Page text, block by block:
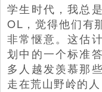
学生时代，我总
OL，觉得他们有
非常惬意。这估
划中的一个标准
多人越发羡慕那
走在荒山野岭的人